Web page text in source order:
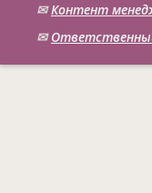
✉Контент
✉